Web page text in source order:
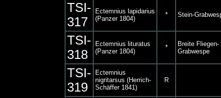
TSI-
317
Ectemnius lapidarius
(Panzer 1804)
* Stein-
TSI-
318
Ectemnius lituratus
(Panzer 1804)
*
Breite Fliegen-
Grabwespe
TSI-
319
Ectemnius
nigritarsus (Herrich-
Schäffer 1841)
R